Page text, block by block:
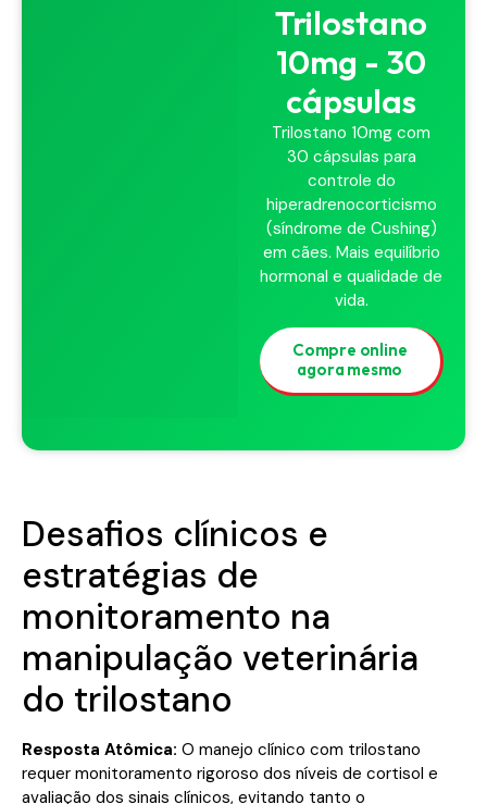
Trilostano
10mg - 30
cápsulas
Trilostano 10mg com
30 cápsulas para
controle do
hiperadrenocorticismo
(síndrome de Cushing)
em cães. Mais equilíbrio
hormonal e qualidade de
vida.
Compre online
agora mesmo
Desafios clínicos e
estratégias de
monitoramento na
manipulação veterinária
do trilostano
Resposta Atômica: O manejo clínico com trilostano
requer monitoramento rigoroso dos níveis de cortisol e
avaliação dos sinais clínicos, evitando tanto o